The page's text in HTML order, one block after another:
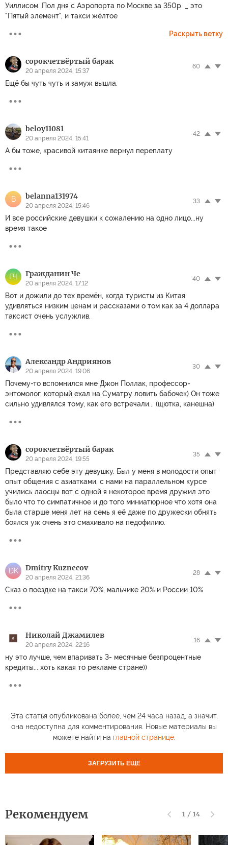
Уиллисом. Пол дня с Аэропорта по Москве за 350р. _ это
"Пятый элемент", и такси жёлтое
Раскрыть ветку
сорокчетвёртый барак
20 апреля 2024, 15:37
60
Ещё бы чуть чуть и замуж вышла.
beloy11081
20 апреля 2024, 15:41
42
А бы тоже, красивой китаянке вернул переплату
B belanna131974
20 апреля 2024, 15:46
33
И все российские девушки к сожалению на одно лицо...ну
время такое
ГЧ Гражданин Че
20 апреля 2024, 17:12
40
Вот и дожили до тех времён, когда туристы из Китая
удивляться низким ценам и рассказами о том как за 4 доллара
таксист очень услужлив.
Александр Андриянов
20 апреля 2024, 19:06
30
Почему-то вспомнился мне Джон Поллак, профессор-
энтомолог, который ехал на Суматру ловить бабочек) Он тоже
сильно удивлялся тому, как его встречали... (щютка, канешна)
сорокчетвёртый барак
20 апреля 2024, 19:55
35
Представляю себе эту девушку. Был у меня в молодости опыт
опыт общения с азиатками, с нами на параллельном курсе
учились лаосцы вот с одной я некоторое время дружил это
было что то симпатичное и до того миниатюрное что хотя она
была старше меня лет на семь я её даже по дружески обнять
боялся уж очень это смахивало на педофилию.
DK Dmitry Kuznecov
20 апреля 2024, 21:36
28
Сказ о поездке на такси 70%, мальчике 20% и России 10%
Николай Джамилев
20 апреля 2024, 22:16
16
ну это лучше, чем впаривать 3- месячные безпроцентные
кредиты... хоть какая то рекламе стране))
Эта статья опубликована более, чем 24 часа назад, а значит,
она недоступна для комментирования. Новые материалы вы
можете найти на главной странице.
ЗАГРУЗИТЬ ЕЩЕ
Рекомендуем 1 / 14